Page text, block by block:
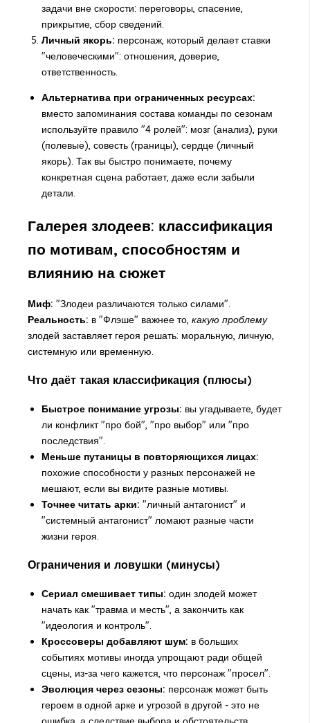
задачи вне скорости: переговоры, спасение,
прикрытие, сбор сведений.
Личный якорь: персонаж, который делает ставки
"человеческими": отношения, доверие,
ответственность.
Альтернатива при ограниченных ресурсах:
вместо запоминания состава команды по сезонам
используйте правило "4 ролей": мозг (анализ), руки
(полевые), совесть (границы), сердце (личный
якорь). Так вы быстро понимаете, почему
конкретная сцена работает, даже если забыли
детали.
Галерея злодеев: классификация
по мотивам, способностям и
влиянию на сюжет
Миф: "Злодеи различаются только силами".
Реальность: в "Флэше" важнее то, какую проблему
злодей заставляет героя решать: моральную, личную,
системную или временную.
Что даёт такая классификация (плюсы)
Быстрое понимание угрозы: вы угадываете, будет
ли конфликт "про бой", "про выбор" или "про
последствия".
Меньше путаницы в повторяющихся лицах:
похожие способности у разных персонажей не
мешают, если вы видите разные мотивы.
Точнее читать арки: "личный антагонист" и
"системный антагонист" ломают разные части
жизни героя.
Ограничения и ловушки (минусы)
Сериал смешивает типы: один злодей может
начать как "травма и месть", а закончить как
"идеология и контроль".
Кроссоверы добавляют шум: в больших
событиях мотивы иногда упрощают ради общей
сцены, из-за чего кажется, что персонаж "просел".
Эволюция через сезоны: персонаж может быть
героем в одной арке и угрозой в другой - это не